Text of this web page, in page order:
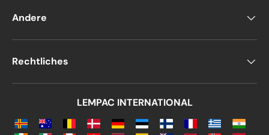
werden wiederum häufig für geschäftliche
Zwecke verwendet, da sie eher mit der
Innovation und Technologie assoziiert
werden.
Daher verwenden viele Technologie-
Unternehmen oder
Andere
Rechtliches
LEMPAC INTERNATIONAL